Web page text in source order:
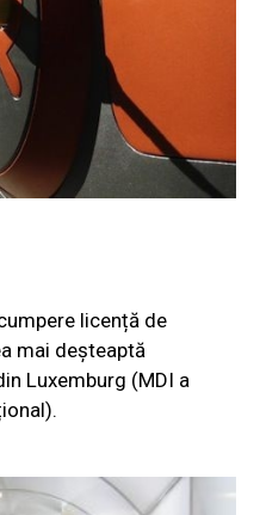
licență de
mai deșteaptă
Luxemburg (MDI a